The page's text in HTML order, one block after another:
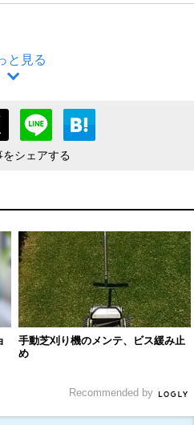
と見る
をシェアする
手動芝刈り機のメンテ、ビス緩み止
め
Recommended by